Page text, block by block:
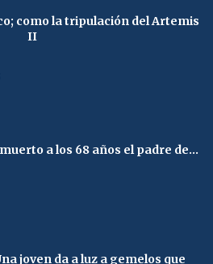
como la tripulación del Artemis
II
a los 68 años el padre de...
joven da a luz a gemelos que